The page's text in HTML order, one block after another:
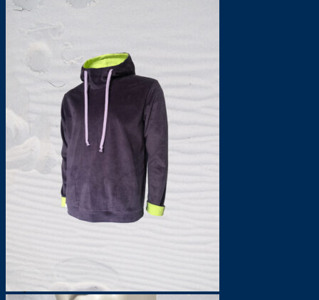
Kapuzen
Pullover
T-Shirts
Jacken
Hosen
Baby/Kinder
Pullover
T-Shirts
Accessoires
Taschen
Tücher
Schlüsselbänder
Interieur